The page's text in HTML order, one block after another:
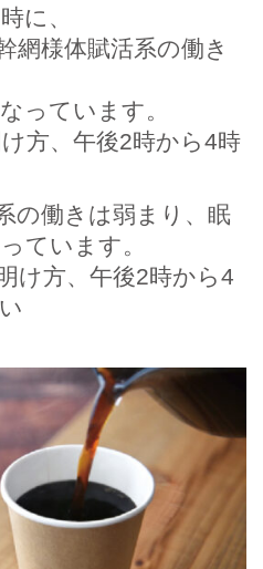
に、
網様体賦活系の働き
っています。
方、午後2時から4時
の働きは弱まり、眠
ています。
方、午後2時から4